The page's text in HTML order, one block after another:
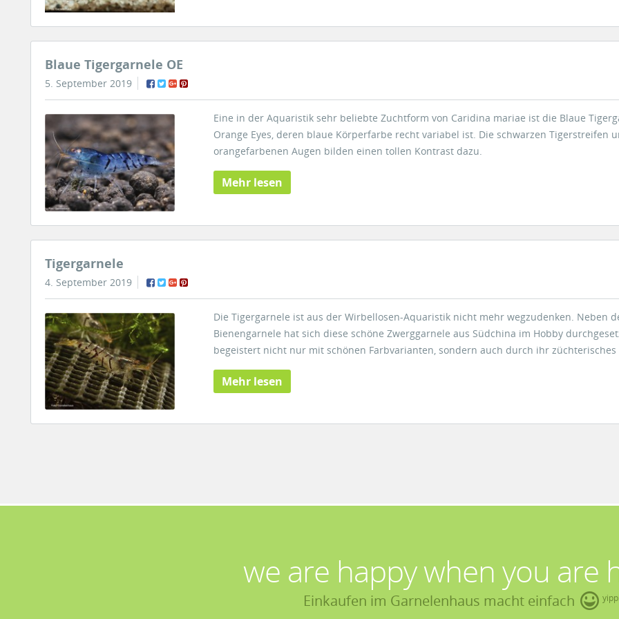
Blaue Tigergarnele OE
5. September 2019
Eine in der Aquaristik sehr beliebte Zuchtform von Caridina mariae ist die Blaue
Orange Eyes, deren blaue Körperfarbe recht variabel ist. Die schwarzen Tigerstreifen
orangefarbenen Augen bilden einen tollen Kontrast dazu.
Mehr lesen
Tigergarnele
4. September 2019
Die Tigergarnele ist aus der Wirbellosen-Aquaristik nicht mehr wegzudenken. Neben
Bienengarnele hat sich diese schöne Zwerggarnele aus Südchina im Hobby
begeistert nicht nur mit schönen Farbvarianten, sondern auch durch ihr züchterisches
Mehr lesen
we are happy when you are
Einkaufen im Garnelenhaus macht einfach